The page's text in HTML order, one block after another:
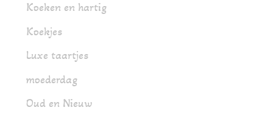
Koeken en hartig
Koekjes
Luxe taartjes
moederdag
Oud en Nieuw